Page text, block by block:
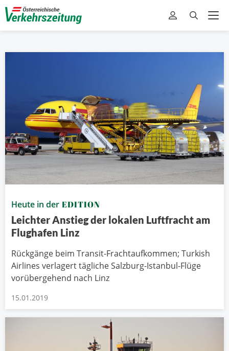
Heute in der EDITION
Leichter Anstieg der lokalen Luftfracht am
Flughafen Linz
Rückgänge beim Transit-Frachtaufkommen; Turkish
Airlines verlagert tägliche Salzburg-Istanbul-Flüge
vorübergehend nach Linz
15.01.2019